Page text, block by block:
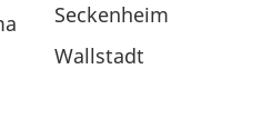
Seckenheim
Wallstadt